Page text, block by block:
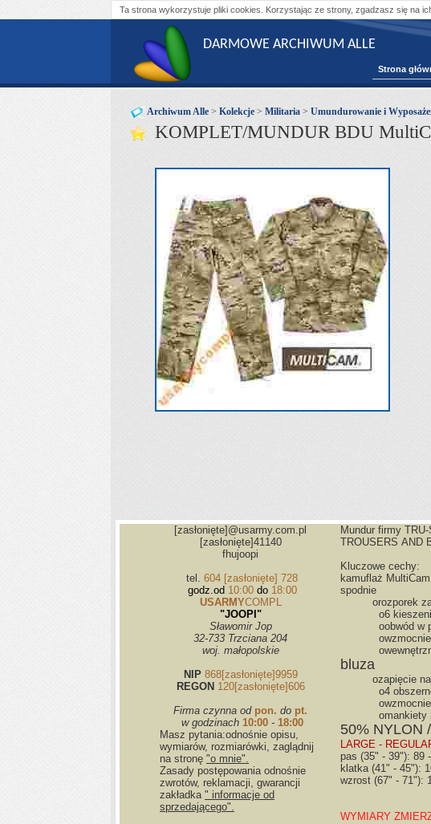
Ta strona wykorzystuje pliki cookies. Korzystając ze strony, zgadzasz się na
DARMOWE ARCHIWUM ALLE
Strona
Archiwum Alle > Kolekcje > Militaria > Umundurowanie i
KOMPLET/MUNDUR BDU
[zasłonięte] @usarmy.com.pl
[zasłonięte]41140
fhujoopi
tel. 604 [zasłonięte] 728
godz.od 10:00 do18:00
USARMYCOMPL
"JOOPI"
Sławomir Jop
32-733 Trzciana 204
woj. małopolskie
NIP 868[zasłonięte]9959
REGON 120[zasłonięte]606
Firma czynna od pon. do pt.
w godzinach 10:00- 18:00
Masz pytania:odnośnie opisu,
wymiarów, rozmiarówki, zaglądnij
na stronę "o mnie".
Zasady postępowania odnośnie
zwrotów, reklamacji, gwarancji
zakładka " informacje od
sprzedającego".
Mundur firmy
TROUSERS AND
Kluczowe cechy:
kamuflaż
spodnie
orozporek
o6
oobwód w
o
o
bluza
ozapięcie
o4
o
omankiety
50% NYLON /
LARGE -
pas (35" - 39"): 89
klatka(41" - 45"):
wzrost (67" - 71"):
WYMIARY